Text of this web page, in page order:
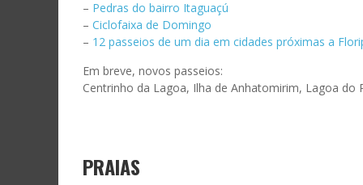
– Pedras do bairro Itaguaçú
– Ciclofaixa de Domingo
– 12 passeios de um dia em cidades próximas a
Em breve, novos passeios:
Centrinho da Lagoa, Ilha de Anhatomirim, Lagoa do
PRAIAS
Digite